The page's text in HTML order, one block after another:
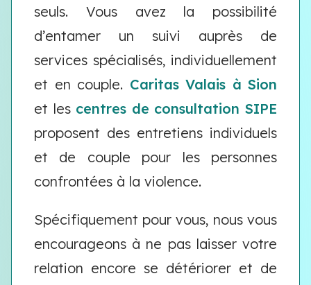
seuls. Vous avez la possibilité
d’entamer un suivi auprès de
services spécialisés, individuellement
et en couple. Caritas Valais à Sion
et les centres de consultation SIPE
proposent des entretiens individuels
et de couple pour les personnes
confrontées à la violence.
Spécifiquement pour vous, nous vous
encourageons à ne pas laisser votre
relation encore se détériorer et de